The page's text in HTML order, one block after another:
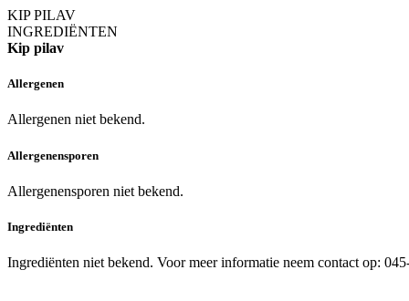
KIP PILAV
INGREDIËNTEN
Kip pilav
Allergenen
Allergenen niet bekend.
Allergenensporen
Allergenensporen niet bekend.
Ingrediënten
Ingrediënten niet bekend. Voor meer informatie neem contact op: